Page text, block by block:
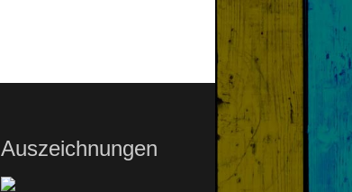
Auszeichnungen